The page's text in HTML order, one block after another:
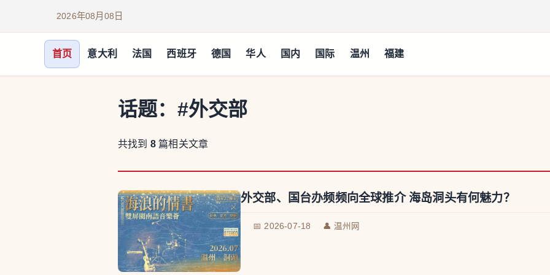
2026年08月08日
首页 意大利 法国 西班牙 德国 华人 国内 国际 温州 福建
话题： #外交部
共找到 8 篇相关文章
外交部、国台办频频向全球推介 海岛洞头有何魅力？
📅 2026-07-18 👤 温州网